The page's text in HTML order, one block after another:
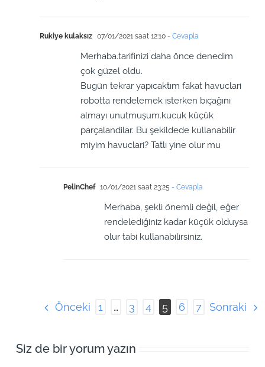
Rukiye kulaksız 07/01/2021 saat 12:10- Cevapla
Merhaba.tarifinizi daha önce denedim
çok güzel oldu.
Bugün tekrar yapıcaktım fakat havuclari
robotta rendelemek isterken bıçağını
almayı unutmuşum.kucuk küçük
parçalandilar. Bu şekildede kullanabilir
miyim havuclari? Tatlı yine olur mu
PelinChef 10/01/2021 saat 23:25 - Cevapla
Merhaba, şekli önemli değil, eğer
rendelediğiniz kadar küçük olduysa
olur tabi kullanabilirsiniz.
Önceki 1 … 3 4 5 6 7 Sonraki
Siz de bir yorum yazın